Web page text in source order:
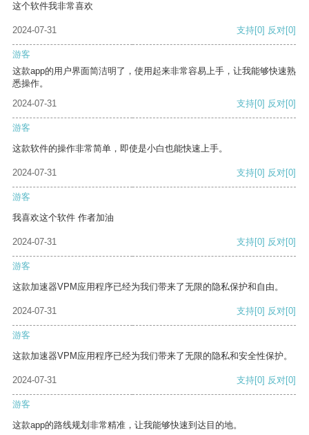
这个软件我非常喜欢
2024-07-31 支持[0] 反对[0]
游客
这款app的用户界面简洁明了，使用起来非常容易上手，让我能够快速熟
悉操作。
2024-07-31
支持[0] 反对[0]
游客
这款软件的操作非常简单，即使是小白也能快速上手。
2024-07-31 支持[0] 反对[0]
游客
我喜欢这个软件 作者加油
2024-07-31 支持[0] 反对[0]
游客
这款加速器VPM应用程序已经为我们带来了无限的隐私保护和自由。
2024-07-31 支持[0] 反对[0]
游客
这款加速器VPM应用程序已经为我们带来了无限的隐私和安全性保护。
2024-07-31 支持[0] 反对[0]
游客
这款app的路线规划非常精准，让我能够快速到达目的地。